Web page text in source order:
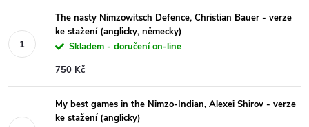
The nasty Nimzowitsch Defence, Christian Bauer - verze
ke stažení (anglicky, německy)
Skladem - doručení on-line
750 Kč
My best games in the Nimzo-Indian, Alexei Shirov - verze
ke stažení (anglicky)